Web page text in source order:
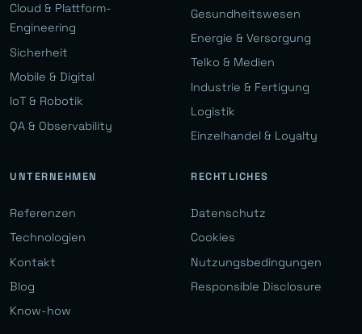
Cloud & Plattform-
Engineering
Sicherheit
Mobile & Digital
IoT & Robotik
QA & Observability
Gesundheitswesen
Energie & Versorgung
Telko & Medien
Industrie & Fertigung
Logistik
Einzelhandel & Loyalty
UNTERNEHMEN
Referenzen
Technologien
Kontakt
Blog
Know-how
RECHTLICHES
Datenschutz
Cookies
Nutzungsbedingungen
Responsible Disclosure